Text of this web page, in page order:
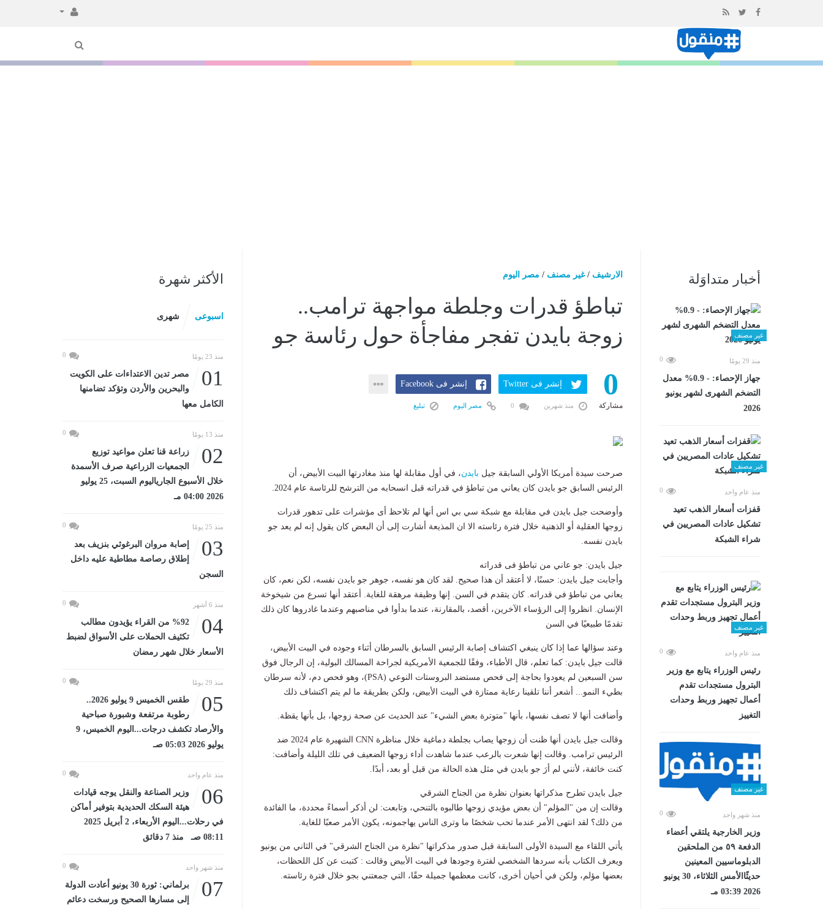
المحتوى
أخبار متداوَلة
غير مصنف
منذ 29 يومًا 0
جهاز الإحصاء: - 0.9% معدل
التضخم الشهرى لشهر يونيو
2026
غير مصنف
منذ عام واحد 0
قفزات أسعار الذهب تعيد
تشكيل عادات المصريين في
شراء الشبكة
غير مصنف
منذ عام واحد 0
رئيس الوزراء يتابع مع وزير
البترول مستجدات تقدم
أعمال تجهيز وربط وحدات
التغييز
غير مصنف
منذ شهر واحد 0
وزير الخارجية يلتقي أعضاء
الدفعة ٥٩ من الملحقين
الدبلوماسيين المعينين
حديثًاالأمس الثلاثاء، 30 يونيو
2026 03:39 مـ
الارشيف /غير مصنف / مصر اليوم
تباطؤ قدرات وجلطة مواجهة ترامب..
زوجة بايدن تفجر مفاجأة حول رئاسة جو
0
مشاركة
إنشر فى Twitter إنشر فى Facebook
منذ شهرين مصر اليوم تبليغ
صرحت سيدة أمريكا الأولي السابقة جيل بايدن، في أول مقابلة لها منذ مغادرتها البيت الأبيض، أن
الرئيس السابق جو بايدن كان يعاني من تباطؤ في قدراته قبل انسحابه من الترشح للرئاسة عام 2024.
وأوضحت جيل بايدن في مقابلة مع شبكة سي بي اس أنها لم تلاحظ أى مؤشرات على تدهور قدرات
زوجها العقلية أو الذهنية خلال فترة رئاسته الا ان المذيعة أشارت إلى أن البعض كان يقول إنه لم يعد جو
بايدن نفسه.
جيل بايدن: جو عاني من تباطؤ فى قدراته
وأجابت جيل بايدن: حسنًا، لا أعتقد أن هذا صحيح. لقد كان هو نفسه، جوهر جو بايدن نفسه، لكن نعم، كان
يعاني من تباطؤ في قدراته. كان يتقدم في السن. إنها وظيفة مرهقة للغاية. أعتقد أنها تسرع من شيخوخة
الإنسان. انظروا إلى الرؤساء الآخرين، أقصد، بالمقارنة، عندما بدأوا في مناصبهم وعندما غادروها كان ذلك
تقدمًا طبيعيًا في السن
وعند سؤالها عما إذا كان ينبغي اكتشاف إصابة الرئيس السابق بالسرطان أثناء وجوده في البيت الأبيض،
قالت جيل بايدن: كما تعلم، قال الأطباء، وفقًا للجمعية الأمريكية لجراحة المسالك البولية، إن الرجال فوق
سن السبعين لم يعودوا بحاجة إلى فحص مستضد البروستات النوعي (PSA)، وهو فحص دم، لأنه سرطان
بطيء النمو... أشعر أننا تلقينا رعاية ممتازة في البيت الأبيض، ولكن بطريقة ما لم يتم اكتشاف ذلك
وأضافت أنها لا تصف نفسها، بأنها "متوترة بعض الشيء" عند الحديث عن صحة زوجها، بل بأنها يقظة.
وقالت جيل بايدن أنها ظنت أن زوجها يصاب بجلطة دماغية خلال مناظرة CNN الشهيرة عام 2024 ضد
الرئيس ترامب. وقالت إنها شعرت بالرعب عندما شاهدت أداء زوجها الضعيف في تلك الليلة وأضافت:
كنت خائفة، لأنني لم أرَ جو بايدن في مثل هذه الحالة من قبل أو بعد، أبدًا.
جيل بايدن تطرح مذكراتها بعنوان نظرة من الجناح الشرقي
وقالت إن من "المؤلم" أن بعض مؤيدي زوجها طالبوه بالتنحي، وتابعت: لن أذكر أسماءً محددة، ما الفائدة
من ذلك؟ لقد انتهى الأمر عندما تحب شخصًا ما وترى الناس يهاجمونه، يكون الأمر صعبًا للغاية.
يأتي اللقاء مع السيدة الأولى السابقة قبل صدور مذكراتها "نظرة من الجناح الشرقي" في الثاني من يونيو
ويعرف الكتاب بأنه سردها الشخصي لفترة وجودها في البيت الأبيض وقالت : كتبت عن كل اللحظات،
بعضها مؤلم، ولكن في أحيان أخرى، كانت معظمها جميلة حقًا، التي جمعتني بجو خلال فترة رئاسته.
الأكثر شهرة
اسبوعى شهرى
منذ 23 يومًا 0
01
مصر تدين الاعتداءات على الكويت
والبحرين والأردن وتؤكد تضامنها
الكامل معها
منذ 13 يومًا 0
02
زراعة قنا تعلن مواعيد توزيع
الجمعيات الزراعية صرف الأسمدة
خلال الأسبوع الجارياليوم السبت، 25 يوليو
2026 04:00 مـ
منذ 25 يومًا 0
03
إصابة مروان البرغوثي بنزيف بعد
إطلاق رصاصة مطاطية عليه داخل
السجن
منذ 6 أشهر 0
04
%92 من القراء يؤيدون مطالب
تكثيف الحملات على الأسواق لضبط
الأسعار خلال شهر رمضان
منذ 29 يومًا 0
05
طقس الخميس 9 يوليو 2026..
رطوبة مرتفعة وشبورة صباحية
والأرصاد تكشف درجات...اليوم الخميس، 9
يوليو 2026 05:03 صـ
منذ عام واحد 0
06
وزير الصناعة والنقل يوجه قيادات
هيئة السكك الحديدية بتوفير أماكن
في رحلات...اليوم الأربعاء، 2 أبريل 2025
08:11 صـ منذ 7 دقائق
منذ شهر واحد 0
07
برلماني: ثورة 30 يونيو أعادت الدولة
إلى مسارها الصحيح ورسخت دعائم